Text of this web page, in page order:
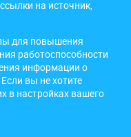
на источник,
для повышения
работоспособности
информации о
вы не хотите
в настройках вашего